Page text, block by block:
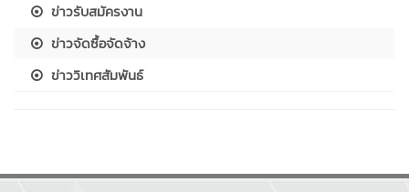
ข่าวรับสมัครงาน
ข่าวจัดซื้อจัดจ้าง
ข่าววิเทศสัมพันธ์